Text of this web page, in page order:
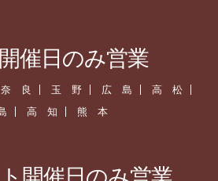
催日のみ営業
奈 良 玉 野 広 島
高 松
高 知 熊 本